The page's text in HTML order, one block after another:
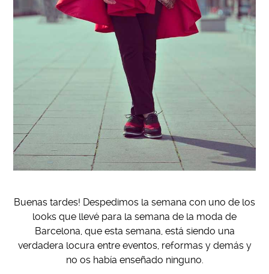
Buenas tardes! Despedimos la semana con uno de los
looks que llevé para la semana de la moda de
Barcelona, que esta semana, está siendo una
verdadera locura entre eventos, reformas y demás y
no os había enseñado ninguno.